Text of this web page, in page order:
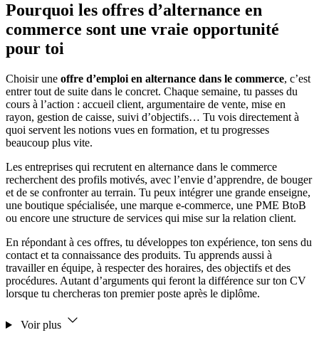
Pourquoi les offres d’alternance en
commerce sont une vraie opportunité
pour toi
Choisir une offre d’emploi en alternance dans le commerce, c’est
entrer tout de suite dans le concret. Chaque semaine, tu passes du
cours à l’action : accueil client, argumentaire de vente, mise en
rayon, gestion de caisse, suivi d’objectifs… Tu vois directement à
quoi servent les notions vues en formation, et tu progresses
beaucoup plus vite.
Les entreprises qui recrutent en alternance dans le commerce
recherchent des profils motivés, avec l’envie d’apprendre, de bouger
et de se confronter au terrain. Tu peux intégrer une grande enseigne,
une boutique spécialisée, une marque e-commerce, une PME BtoB
ou encore une structure de services qui mise sur la relation client.
En répondant à ces offres, tu développes ton expérience, ton sens du
contact et ta connaissance des produits. Tu apprends aussi à
travailler en équipe, à respecter des horaires, des objectifs et des
procédures. Autant d’arguments qui feront la différence sur ton CV
lorsque tu chercheras ton premier poste après le diplôme.
Voir plus